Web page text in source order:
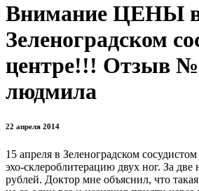
Внимание ЦЕНЫ
Зеленоградском
центре!!! Отзыв №
людмила
22 апреля 2014
15 апреля в Зеленоградском
эхо-склероблитерацию двух ног. За две
рублей. Доктор мне объяснил, что